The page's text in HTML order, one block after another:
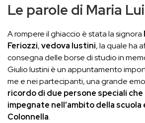
Le parole di Maria
A rompere il ghiaccio è stata la signora
Feriozzi,vedova Iustini, la quale ha
consegna delle borse di studio in
Giulio Iustini è un appuntamento
me e nei partecipanti, una grande
ricordo di due persone speciali che
impegnate nell’ambito della scuola
Colonnella.